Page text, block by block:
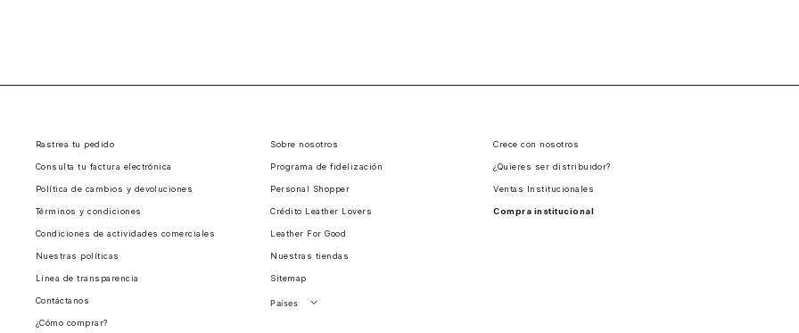
Rastrea tu pedido
Consulta tu factura electrónica
Política de cambios y devoluciones
Términos y condiciones
Condiciones de actividades comerciales
Nuestras políticas
Línea de transparencia
Contáctanos
¿Cómo comprar?
Sobre nosotros
Programa de fidelización
Personal Shopper
Crédito Leather Lovers
Leather For Good
Nuestras tiendas
Sitemap
Países
Crece con nosotros
¿Quieres ser distribuidor?
Ventas Institucionales
Compra institucional